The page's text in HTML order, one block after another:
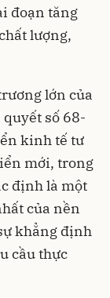
đoạn tăng
lượng,
lớn của
số 68-
kinh tế tư
mới, trong
định là một
của nền
khẳng định
cầu thực